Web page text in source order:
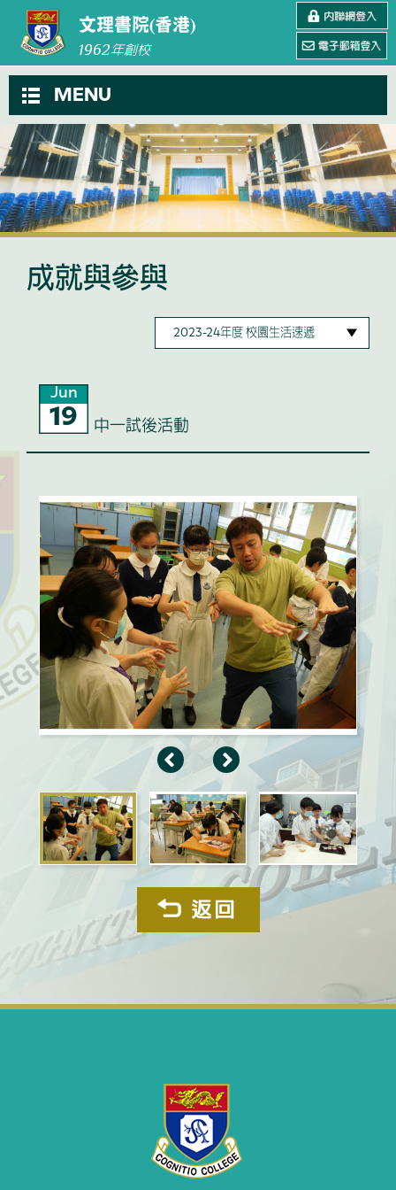
文理書院(香港)
1962年創校
MENU
成就與參與
Jun
19 中一試後活動